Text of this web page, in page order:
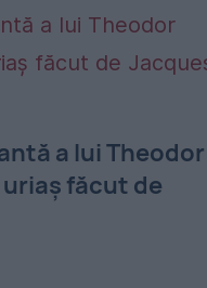
a lui Theodor
făcut de